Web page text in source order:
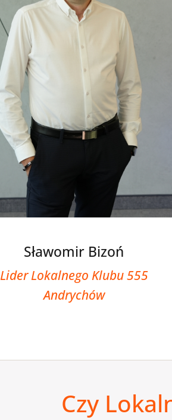
Sławomir Bizoń
Lider Lokalnego Klubu 555
Andrychów
Czy